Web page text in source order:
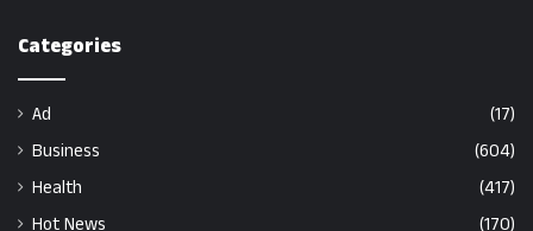
Categories
Ad
(17)
Business
(604)
Health
(417)
Hot News
(170)